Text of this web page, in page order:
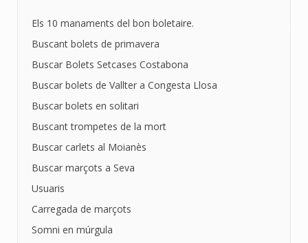
Els 10 manaments del bon boletaire.
Buscant bolets de primavera
Buscar Bolets Setcases Costabona
Buscar bolets de Vallter a Congesta Llosa
Buscar bolets en solitari
Buscant trompetes de la mort
Buscar carlets al Moianès
Buscar marçots a Seva
Usuaris
Carregada de marçots
Somni en múrgula